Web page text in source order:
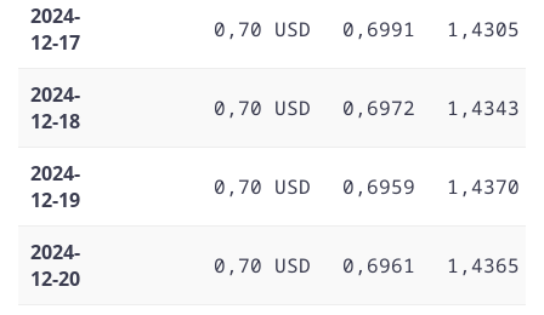
2024-
12-17
0,70 USD 0,6991 1,4305
2024-
12-18
0,70 USD 0,6972 1,4343
2024-
12-19
0,70 USD 0,6959 1,4370
2024-
12-20
0,70 USD 0,6961 1,4365